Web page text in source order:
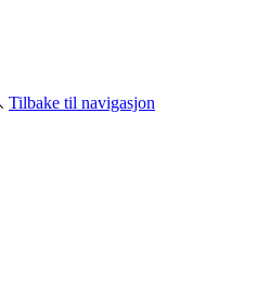
Tilbake til navigasjon